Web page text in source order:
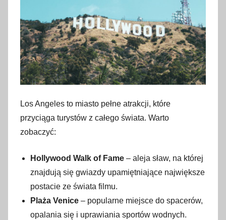
Los Angeles to miasto pełne atrakcji, które
przyciąga turystów z całego świata. Warto
zobaczyć:
Hollywood Walk of Fame – aleja sław, na której
znajdują się gwiazdy upamiętniające największe
postacie ze świata filmu.
Plaża Venice – popularne miejsce do spacerów,
opalania się i uprawiania sportów wodnych.